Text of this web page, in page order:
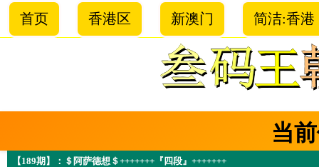
首页 香港区 新澳门 简洁:香港
当
【189期】：＄阿萨德想＄+++++++『四段』+++++++